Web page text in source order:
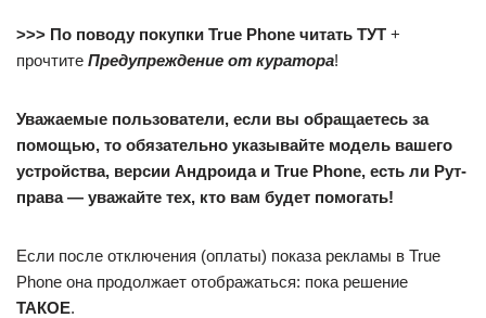
>>> По поводу покупки True Phone читать ТУТ +
прочтите Предупреждение от куратора!
Уважаемые пользователи, если вы обращаетесь за
помощью, то обязательно указывайте модель вашего
устройства, версии Андроида и True Phone, есть ли Рут-
права — уважайте тех, кто вам будет помогать!
Если после отключения (оплаты) показа рекламы в True
Phone она продолжает отображаться: пока решение
ТАКОЕ.